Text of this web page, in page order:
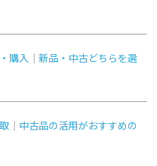
購入｜新品・中古どちらを選
｜中古品の活用がおすすめの